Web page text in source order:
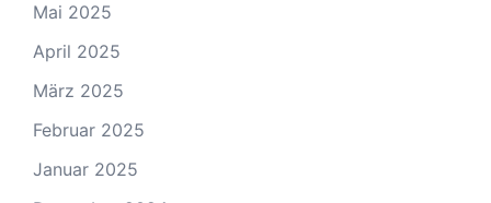
Mai 2025
April 2025
März 2025
Februar 2025
Januar 2025